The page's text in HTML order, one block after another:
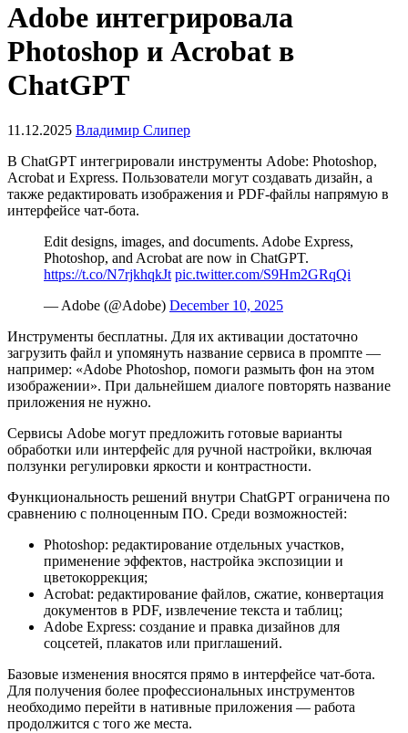
Adobe интегрировала
Photoshop и Acrobat в
ChatGPT
11.12.2025 Владимир Слипер
В ChatGPT интегрировали инструменты Adobe: Photoshop,
Acrobat и Express. Пользователи могут создавать дизайн, а
также редактировать изображения и PDF-файлы напрямую в
интерфейсе чат-бота.
Edit designs, images, and documents. Adobe Express,
Photoshop, and Acrobat are now in ChatGPT.
https://t.co/N7rjkhqkJt pic.twitter.com/S9Hm2GRqQi
— Adobe (@Adobe) December 10, 2025
Инструменты бесплатны. Для их активации достаточно
загрузить файл и упомянуть название сервиса в промпте —
например: «Adobe Photoshop, помоги размыть фон на этом
изображении». При дальнейшем диалоге повторять название
приложения не нужно.
Сервисы Adobe могут предложить готовые варианты
обработки или интерфейс для ручной настройки, включая
ползунки регулировки яркости и контрастности.
Функциональность решений внутри ChatGPT ограничена по
сравнению с полноценным ПО. Среди возможностей:
Photoshop: редактирование отдельных участков,
применение эффектов, настройка экспозиции и
цветокоррекция;
Acrobat: редактирование файлов, сжатие, конвертация
документов в PDF, извлечение текста и таблиц;
Adobe Express: создание и правка дизайнов для
соцсетей, плакатов или приглашений.
Базовые изменения вносятся прямо в интерфейсе чат-бота.
Для получения более профессиональных инструментов
необходимо перейти в нативные приложения — работа
продолжится с того же места.